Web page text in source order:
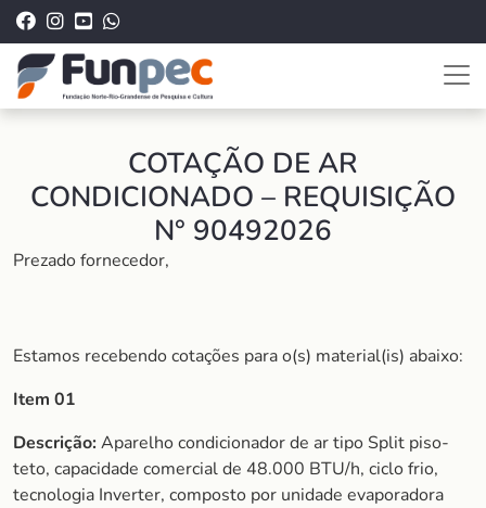
COTAÇÃO DE AR
CONDICIONADO – REQUISIÇÃO
N° 90492026
Prezado fornecedor,
Estamos recebendo cotações para o(s) material(is) abaixo:
Item 01
Descrição:Aparelho condicionador de ar tipo Split piso-
teto, capacidade comercial de 48.000 BTU/h, ciclo frio,
tecnologia Inverter, composto por unidade evaporadora